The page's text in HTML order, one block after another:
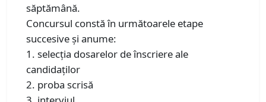
săptămână.
Concursul constă în următoarele etape
succesive şi anume:
1. selecţia dosarelor de înscriere ale
candidaţilor
2. proba scrisă